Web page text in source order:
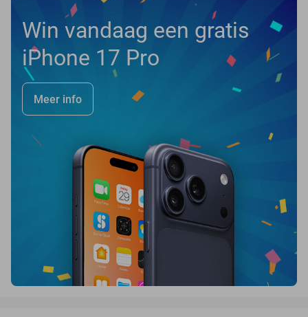
Win vandaag een gratis
iPhone 17 Pro
Meer info